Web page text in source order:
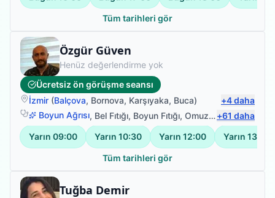
Tüm tarihleri gör
Özgür Güven
Fizyoterapist
Henüz değerlendirme yok
Ücretsiz ön görüşme seansı
İzmir (Balçova, Bornova, Karşıyaka, Buca) +4daha
Boyun Ağrısı, Bel Fıtığı, Boyun Fıtığı, Omuz Bağ Yaralanması +61 daha
Yarın 09:00 Yarın 10:30 Yarın 12:00 Yarın 13:30
Tüm tarihleri gör
Tuğba Demir
Fizyoterapist